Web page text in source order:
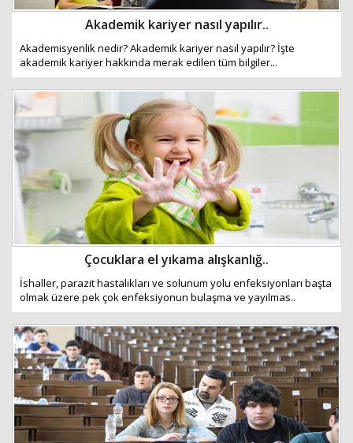
Akademik kariyer nasıl yapılır..
Akademisyenlik nedir? Akademik kariyer nasıl yapılır? İşte
akademik kariyer hakkında merak edilen tüm bilgiler...
Çocuklara el yıkama alışkanlığ..
İshaller, parazit hastalıkları ve solunum yolu enfeksiyonları başta
olmak üzere pek çok enfeksiyonun bulaşma ve yayılmas..